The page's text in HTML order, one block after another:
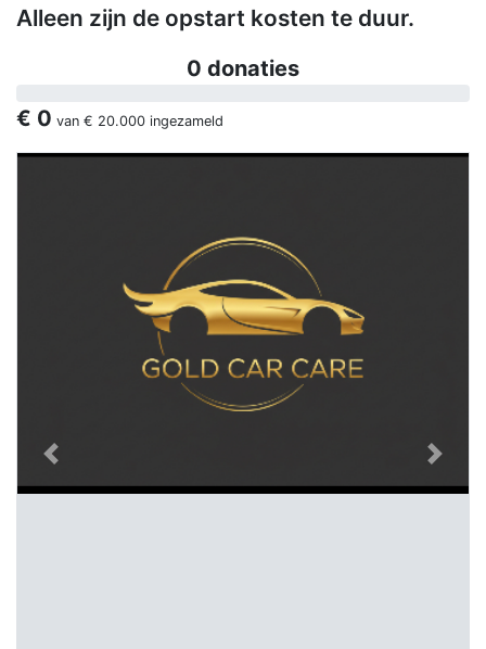
Alleen zijn de opstart kosten te duur.
0 donaties
€ 0 van € 20.000 ingezameld
Previous Next